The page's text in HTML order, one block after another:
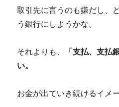
取引先に言うのも嫌だし、
う銀行にしようかな。
それよりも、
「支払、支払
い。
お金が出ていき続けるイメ